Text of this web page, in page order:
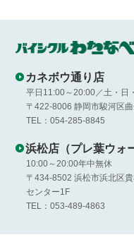
カネボウ通り店
平日11:00～20:00／土・日
〒422-8006 静岡市駿河区
TEL：054-285-8845
浜松店（プレ葉ウォ
10:00～20:00年中無休
〒434-8502 浜松市浜北区
センター1F
TEL：053-489-4863